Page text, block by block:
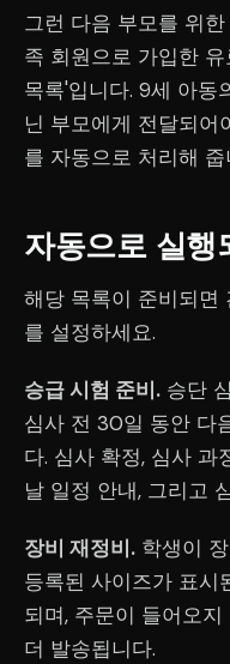
그런 다음 부모를 위
족 회원으로 가입한
목록'입니다. 9세 아동
닌 부모에게 전달되어
를 자동으로 처리해 줍
자동으로 실행
해당 목록이 준비되면
를 설정하세요.
승급 시험 준비. 승단
심사 전 30일 동안 다
다. 심사 확정, 심사 과
날 일정 안내, 그리고
장비 재정비. 학생이
등록된 사이즈가 표시
되며, 주문이 들어오
더 발송됩니다.